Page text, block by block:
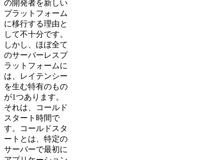
の開発者を新しい
プラットフォーム
に移行する理由と
して不十分です。
しかし、ほぼ全て
のサーバーレスプ
ラットフォームに
は、レイテンシー
を生む特有のもの
が1つあります。
それは、コールド
スタート時間で
す。コールドスタ
ートとは、特定の
サーバーで最初に